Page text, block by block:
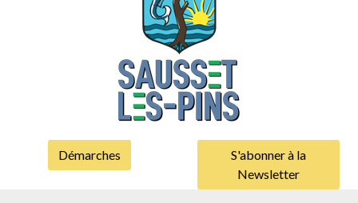
Démarches
S'abonner à la
Newsletter